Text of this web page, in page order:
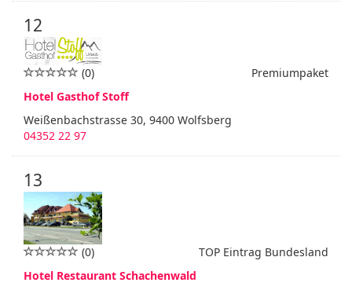
12
Premiumpaket
(0)
Hotel Gasthof Stoff
Weißenbachstrasse 30, 9400 Wolfsberg
04352 22 97
13
TOP Eintrag Bundesland
(0)
Hotel Restaurant Schachenwald